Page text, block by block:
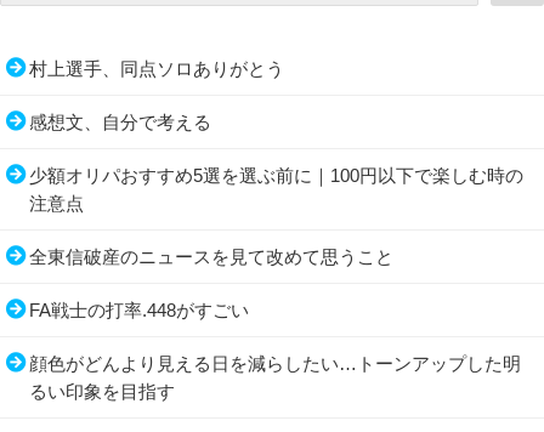
村上選手、同点ソロありがとう
感想文、自分で考える
少額オリパおすすめ5選を選ぶ前に｜100円以下で楽しむ時の
注意点
全東信破産のニュースを見て改めて思うこと
FA戦士の打率.448がすごい
顔色がどんより見える日を減らしたい…トーンアップした明
るい印象を目指す